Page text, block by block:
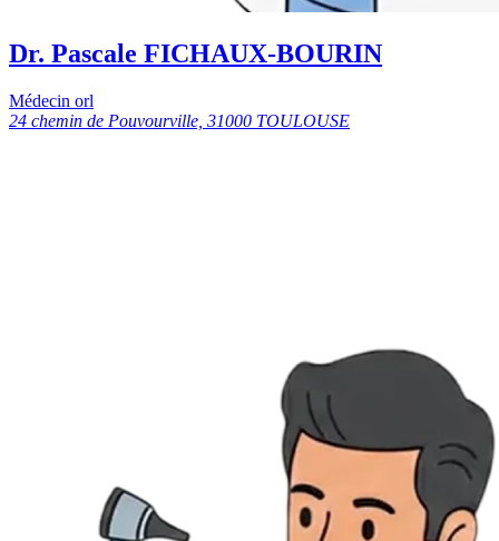
Dr. Pascale FICHAUX-BOURIN
Médecin orl
24 chemin de Pouvourville, 31000 TOULOUSE